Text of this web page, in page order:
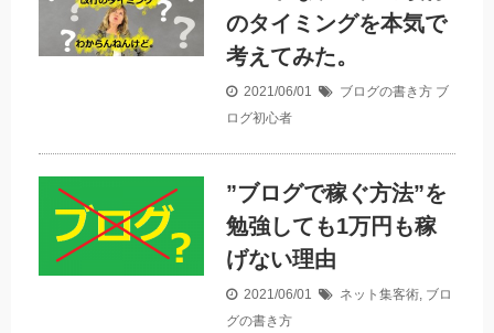
のタイミングを本気で
考えてみた。
2021/06/01 ブログの書き方 ブ
ログ初心者
”ブログで稼ぐ方法”を
勉強しても1万円も稼
げない理由
2021/06/01 ネット集客術, ブロ
グの書き方